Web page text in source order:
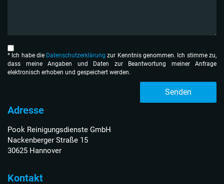
* Ich habe die Datenschutzerklärung zur Kenntnis genom­men. Ich stimme zu,
dass meine Angaben und Daten zur Beantwortung meiner Anfrage
elektronisch erhoben und gespeichert werden.
Senden
Adresse
Pook Reinigungsdienste GmbH
Nackenberger Straße 15
30625 Hannover
Kontakt